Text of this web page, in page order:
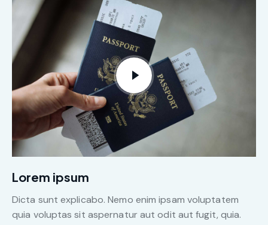
Lorem ipsum
Dicta sunt explicabo. Nemo enim ipsam voluptatem
quia voluptas sit aspernatur aut odit aut fugit, quia.